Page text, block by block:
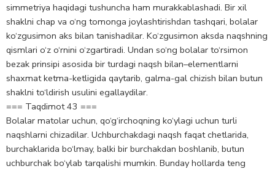
simmetriya haqidagi tushuncha ham murakkablashadi. Bir xil
shaklni chap va o‘ng tomonga joylashtirishdan tashqari, bolalar
ko‘zgusimon aks bilan tanishadilar. Ko‘zgusimon aksda naqshning
qismlari o‘z o‘rnini o‘zgartiradi. Undan so‘ng bolalar to‘rsimon
bezak prinsipi asosida bir turdagi naqsh bilan–elementlarni
shaxmat ketma-ketligida qaytarib, galma-gal chizish bilan butun
shaklni to‘ldirish usulini egallaydilar.
=== Taqdimot 43 ===
Bolalar matolar uchun, qo‘g‘irchoqning ko‘ylagi uchun turli
naqshlarni chizadilar. Uchburchakdagi naqsh faqat chetlarida,
burchaklarida bo‘lmay, balki bir burchakdan boshlanib, butun
uchburchak bo‘ylab tarqalishi mumkin. Bunday hollarda teng